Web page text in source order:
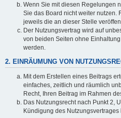
Wenn Sie mit diesen Regelungen
Sie das Board nicht weiter nutzen.
jeweils die an dieser Stelle
Der Nutzungsvertrag wird auf
von beiden Seiten ohne
werden.
2. EINRÄUMUNG VON
Mit dem Erstellen eines Beitrags
einfaches, zeitlich und räumlich
Recht, Ihren Beitrag im Rahmen
Das Nutzungsrecht nach Punkt 2,
Kündigung des Nutzungsvertrages